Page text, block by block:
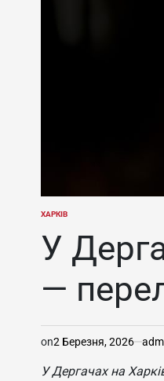
ОПУБЛІКУВАТИ
ХАРКІВ
У
—
on2 Березня, 2026
У Дергачах на